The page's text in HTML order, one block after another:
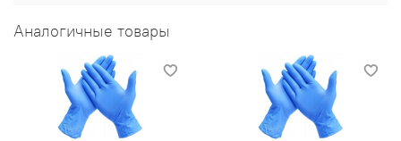
Аналогичные товары